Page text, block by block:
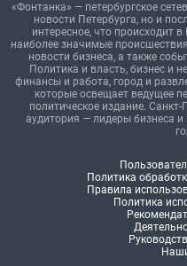
«Фонтанка» — петербургское
новости Петербурга, но и
интересное, что происходит
наиболее значимые
новости бизнеса, а также
Политика и власть, бизнес и
финансы и работа, город и
которые освещает ведущее
политическое издание.
аудитория — лидеры бизнеса и
Политика
Правила
Политика